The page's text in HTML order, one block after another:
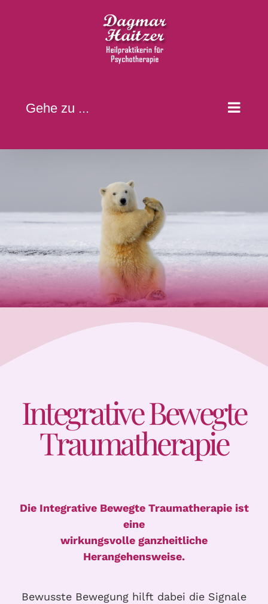
Gehe zu ...
Integrative Bewegte
Traumatherapie
Die Integrative Bewegte Traumatherapie ist
eine
wirkungsvolle ganzheitliche
Herangehensweise.
Bewusste Bewegung hilft dabei die Signale